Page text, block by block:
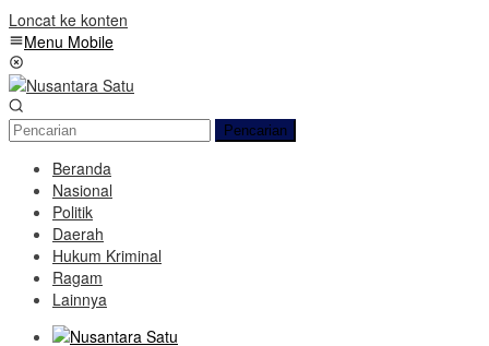
Loncat ke konten
Menu Mobile
Pencarian
Beranda
Nasional
Politik
Daerah
Hukum Kriminal
Ragam
Lainnya